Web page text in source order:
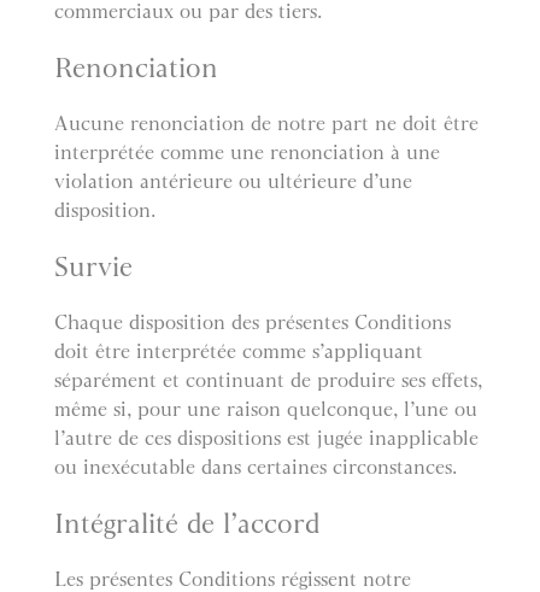
commerciaux ou par des tiers.
Renonciation
Aucune renonciation de notre part ne doit être
interprétée comme une renonciation à une
violation antérieure ou ultérieure d’une
disposition.
Survie
Chaque disposition des présentes Conditions
doit être interprétée comme s’appliquant
séparément et continuant de produire ses effets,
même si, pour une raison quelconque, l’une ou
l’autre de ces dispositions est jugée inapplicable
ou inexécutable dans certaines circonstances.
Intégralité de l’accord
Les présentes Conditions régissent notre